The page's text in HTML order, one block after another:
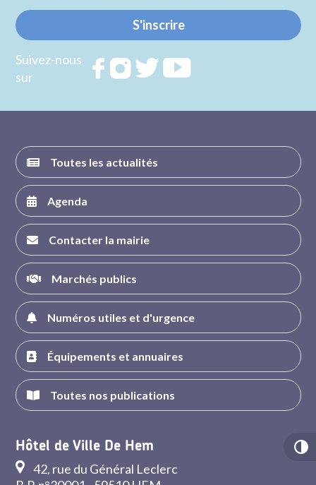
S'inscrire
Suivez-nous
sur
RejoignezRejoignezRejoignez
Toutes les actualités
Agenda
Contacter la mairie
Marchés publics
Numéros utiles et d'urgence
Équipements et annuaires
Toutes nos publications
Hôtel de Ville De Hem
42, rue du Général Leclerc